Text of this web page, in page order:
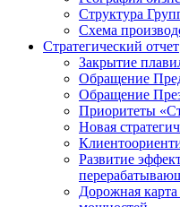
Структура
Схема
Стратегический отчет
Закрытие
Обращение
Обращение
Приоритеты
Новая
Развитие
Дорожная